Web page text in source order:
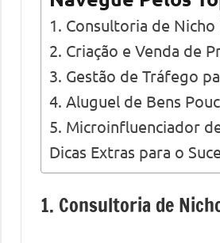
1. Consultoria de
2. Criação e Venda de
3. Gestão de Tráfego
4. Aluguel de Bens
5. Microinfluenciador
Dicas Extras para o
1. Consultoria de